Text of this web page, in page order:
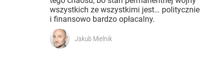
wszystkich ze wszystkimi jest… politycznie
i finansowo bardzo opłacalny.
Jakub Mielnik